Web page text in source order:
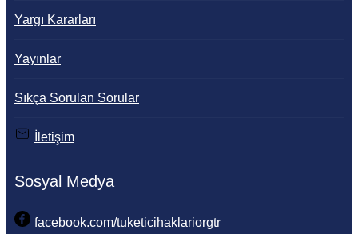
Yargı Kararları
Yayınlar
Sıkça Sorulan Sorular
İletişim
Sosyal Medya
facebook.com/tuketicihaklariorgtr